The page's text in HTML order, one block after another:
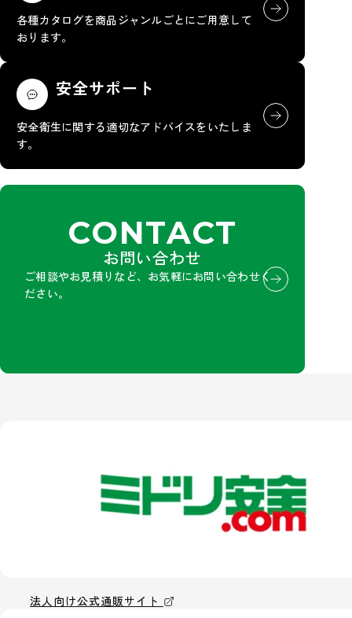
各種カタログを商品ジャンルごとにご用意して
おります。
安全サポート
安全衛生に関する適切なアドバイスをいたしま
す。
CONTACT
お問い合わせ
ご相談やお見積りなど、お気軽にお問い合わせく
ださい。
法人向け公式通販サイト